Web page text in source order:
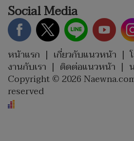
Social Media
หน้าแรก | เกี่ยวกับแนวหน้า |
งานกับเรา | ติดต่อแนวหน้า |
Copyright © 2026
reserved